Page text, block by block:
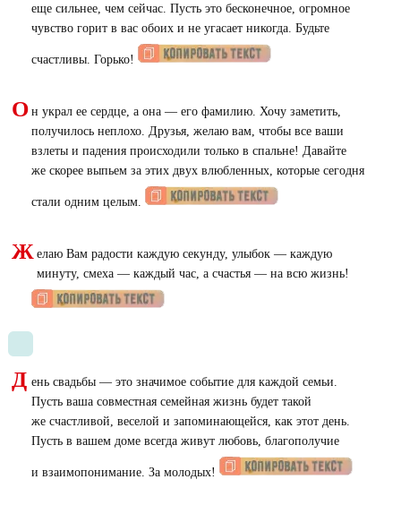
еще сильнее, чем сейчас. Пусть это бесконечное, огромное
чувство горит в вас обоих и не угасает никогда. Будьте
счастливы. Горько!
О н украл ее сердце, а она — его фамилию. Хочу заметить,
получилось неплохо. Друзья, желаю вам, чтобы все ваши
взлеты и падения происходили только в спальне! Давайте
же скорее выпьем за этих двух влюбленных, которые сегодня
стали одним целым.
Ж елаю Вам радости каждую секунду, улыбок — каждую
минуту, смеха — каждый час, а счастья — на всю жизнь!
Д ень свадьбы — это значимое событие для каждой семьи.
Пусть ваша совместная семейная жизнь будет такой
же счастливой, веселой и запоминающейся, как этот день.
Пусть в вашем доме всегда живут любовь, благополучие
и взаимопонимание. За молодых!